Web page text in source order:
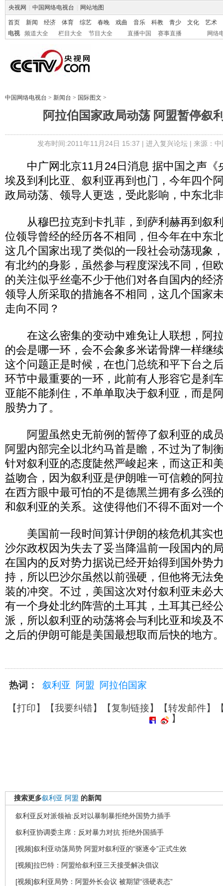
央视网 中国网络电视台 网站地图
首页 新闻 经济 体育 综艺 春晚 戏曲 音乐 科教 青少 文化
艺术
电视
频道大全 栏目大全 节目大全 直播中国 赛事直播 网络
中国网络电视台 > 新闻台 > 国际图文 >
阿拉伯国家政局动荡 阿盟暂停叙
发布时间:2011年11月24日 15:37 | 进入复兴论坛| 来源：
中广网北京11月24日消息 据中国之声《
埃及到利比亚、叙利亚再到也门，今年四个
政局动荡、领导人更迭，受此影响，中东北
从穆巴拉克到卡扎菲，到萨利赫再到叙
位领导曾经的经历各不相同，但今年在中东
这几个国家出现了类似的一段社会动荡现象
有北约的身影，虽然参与程度深浅不同，但
的关注似乎丝毫不少于他们对各自国内的经
领导人所采取的措施各不相同，这几个国家
走向不同？
在这么密集的变动中难免让人联想，阿
的会是哪一环，会不会象多米诺骨牌一样继
这个问题正是时候，在也门总统和平下台之
环节中最重要的一环，此前有人形容它是刹
亚能不能刹住，不单单取决于叙利亚，而是
股势力了。
阿盟虽然史无前例的暂停了叙利亚的成
阿盟内部完全以北约马首是瞻，不过为了制
针对叙利亚的态度陡然严峻起来，而这正和
益吻合，因为叙利亚是伊朗唯一可信赖的阿
在西方眼中最可怕的不是德黑兰拥有多么强
和叙利亚的关系。这使得他们不得不面对一
美国前一段时间算计伊朗的核危机其实
沙尔政权因为失去了妥当降温前一段国内的
在国内的反对势力据说已经开始得到国外势
持，所以巴沙尔虽然以前强硬，但他将无法
装的冲突。不过，美国这次对付叙利亚未必
有一个身处北约阵营的土耳其，土耳其已经
派，所以叙利亚的动荡将会与利比亚和埃及
之后的伊朗可能是美国最想取而后快的地方
热词： 叙利亚 阿盟 阿拉伯国家
【打印】【我要纠错】【复制链接】【转发邮件】
】
搜索更多叙利亚 阿盟 的新闻
叙利亚反对派领袖:反对以暴制暴拒绝外国势力插手
叙利亚协调委主席：反对暴力对抗 拒绝外国插手
[视频]叙利亚动荡局势 阿盟对叙利亚的“驱逐令”正式生效
[视频]拉巴特：阿盟给叙利亚三天接受解决倡议
[视频]叙利亚局势：阿盟外长会议 被期望“强硬表态”